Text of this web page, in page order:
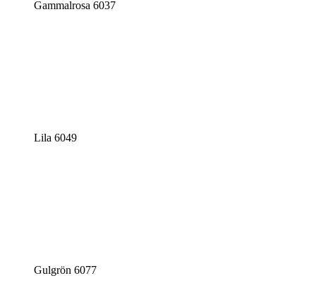
Gammalrosa 6037
Lila 6049
Gulgrön 6077